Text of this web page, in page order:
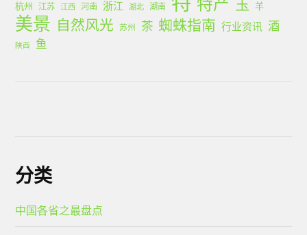
杭州 江苏 江西 河南 浙江 湖北 湖南 玉 羊
美景 自然风光 苏州 茶 蜘蛛指南 行业资讯 酒
陕西 鱼
分类
中国各省之最盘点